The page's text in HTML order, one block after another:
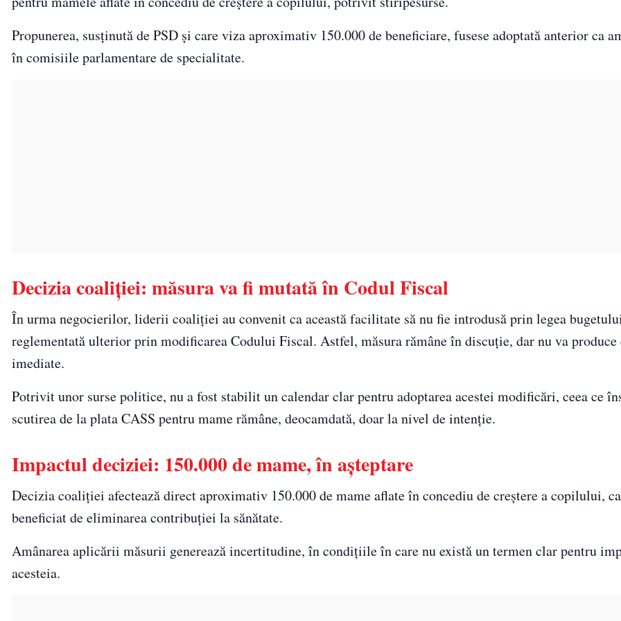
Propunerea, susținută de PSD și care viza aproximativ 150.000 de beneficiare, fusese adoptată anterior ca
în comisiile parlamentare de specialitate.
Decizia coaliției: măsura va fi mutată în Codul Fiscal
În urma negocierilor, liderii coaliției au convenit ca această facilitate să nu fie introdusă prin legea
reglementată ulterior prin modificarea Codului Fiscal. Astfel, măsura rămâne în discuție, dar nu va produce
imediate.
Potrivit unor surse politice, nu a fost stabilit un calendar clar pentru adoptarea acestei modificări, ceea ce
scutirea de la plata CASS pentru mame rămâne, deocamdată, doar la nivel de intenție.
Impactul deciziei: 150.000 de mame, în așteptare
Decizia coaliției afectează direct aproximativ 150.000 de mame aflate în concediu de creștere a copilului,
beneficiat de eliminarea contribuției la sănătate.
Amânarea aplicării măsurii generează incertitudine, în condițiile în care nu există un termen clar pentru
acesteia.